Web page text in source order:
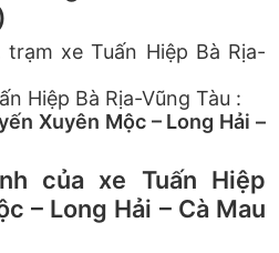
xe Tuấn Hiệp Bà Rịa-
Hiệp Bà Rịa-Vũng Tàu :
Xuyên Mộc – Long Hải –
của xe Tuấn Hiệp
– Long Hải – Cà Mau